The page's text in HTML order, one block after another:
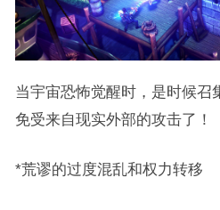
当宇宙恐怖觉醒时，是时候召
免受来自现实外部的攻击了！
*荒谬的过度混乱和权力转移